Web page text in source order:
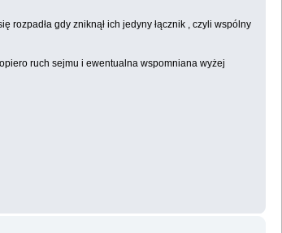
rozpadła gdy zniknął ich jedyny łącznik , czyli wspólny
ruch sejmu i ewentualna wspomniana wyżej